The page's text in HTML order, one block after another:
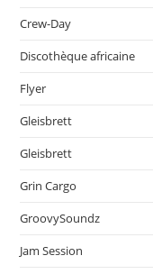
Crew-Day
Discothèque africaine
Flyer
Gleisbrett
Gleisbrett
Grin Cargo
GroovySoundz
Jam Session